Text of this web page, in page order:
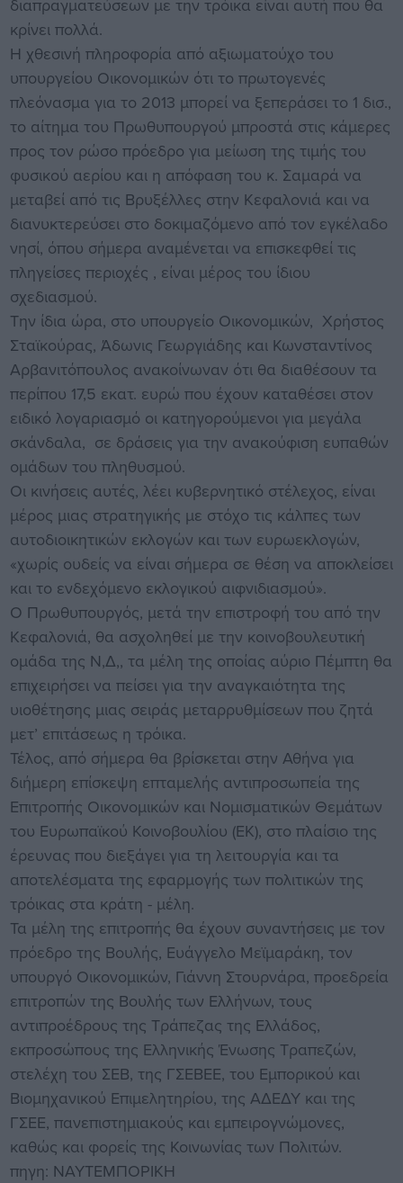
διαπραγματεύσεων με την τρόικα είναι αυτή που θα
κρίνει πολλά.
Η χθεσινή πληροφορία από αξιωματούχο του
υπουργείου Οικονομικών ότι το πρωτογενές
πλεόνασμα για το 2013 μπορεί να ξεπεράσει το 1 δισ.,
το αίτημα του Πρωθυπουργού μπροστά στις κάμερες
προς τον ρώσο πρόεδρο για μείωση της τιμής του
φυσικού αερίου και η απόφαση του κ. Σαμαρά να
μεταβεί από τις Βρυξέλλες στην Κεφαλονιά και να
διανυκτερεύσει στο δοκιμαζόμενο από τον εγκέλαδο
νησί, όπου σήμερα αναμένεται να επισκεφθεί τις
πληγείσες περιοχές , είναι μέρος του ίδιου
σχεδιασμού.
Την ίδια ώρα, στο υπουργείο Οικονομικών, Χρήστος
Σταϊκούρας, Άδωνις Γεωργιάδης και Κωνσταντίνος
Αρβανιτόπουλος ανακοίνωναν ότι θα διαθέσουν τα
περίπου 17,5 εκατ. ευρώ που έχουν καταθέσει στον
ειδικό λογαριασμό οι κατηγορούμενοι για μεγάλα
σκάνδαλα, σε δράσεις για την ανακούφιση ευπαθών
ομάδων του πληθυσμού.
Οι κινήσεις αυτές, λέει κυβερνητικό στέλεχος, είναι
μέρος μιας στρατηγικής με στόχο τις κάλπες των
αυτοδιοικητικών εκλογών και των ευρωεκλογών,
«χωρίς ουδείς να είναι σήμερα σε θέση να αποκλείσει
και το ενδεχόμενο εκλογικού αιφνιδιασμού».
Ο Πρωθυπουργός, μετά την επιστροφή του από την
Κεφαλονιά, θα ασχοληθεί με την κοινοβουλευτική
ομάδα της Ν,Δ,, τα μέλη της οποίας αύριο Πέμπτη θα
επιχειρήσει να πείσει για την αναγκαιότητα της
υιοθέτησης μιας σειράς μεταρρυθμίσεων που ζητά
μετ’ επιτάσεως η τρόικα.
Τέλος, από σήμερα θα βρίσκεται στην Αθήνα για
διήμερη επίσκεψη επταμελής αντιπροσωπεία της
Επιτροπής Οικονομικών και Νομισματικών Θεμάτων
του Ευρωπαϊκού Κοινοβουλίου (ΕΚ), στο πλαίσιο της
έρευνας που διεξάγει για τη λειτουργία και τα
αποτελέσματα της εφαρμογής των πολιτικών της
τρόικας στα κράτη - μέλη.
Τα μέλη της επιτροπής θα έχουν συναντήσεις με τον
πρόεδρο της Βουλής, Ευάγγελο Μεϊμαράκη, τον
υπουργό Οικονομικών, Γιάννη Στουρνάρα, προεδρεία
επιτροπών της Βουλής των Ελλήνων, τους
αντιπροέδρους της Τράπεζας της Ελλάδος,
εκπροσώπους της Ελληνικής Ένωσης Τραπεζών,
στελέχη του ΣΕΒ, της ΓΣΕΒΕΕ, του Εμπορικού και
Βιομηχανικού Επιμελητηρίου, της ΑΔΕΔΥ και της
ΓΣΕΕ, πανεπιστημιακούς και εμπειρογνώμονες,
καθώς και φορείς της Κοινωνίας των Πολιτών.
πηγη: ΝΑΥΤΕΜΠΟΡΙΚΗ